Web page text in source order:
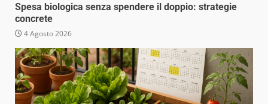
Spesa biologica senza spendere il doppio: strategie
concrete
4 Agosto 2026